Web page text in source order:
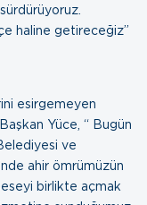
haline getireceğiz”
esirgemeyen
Yüce, “ Bugün
ve
ahir ömrümüzün
birlikte açmak